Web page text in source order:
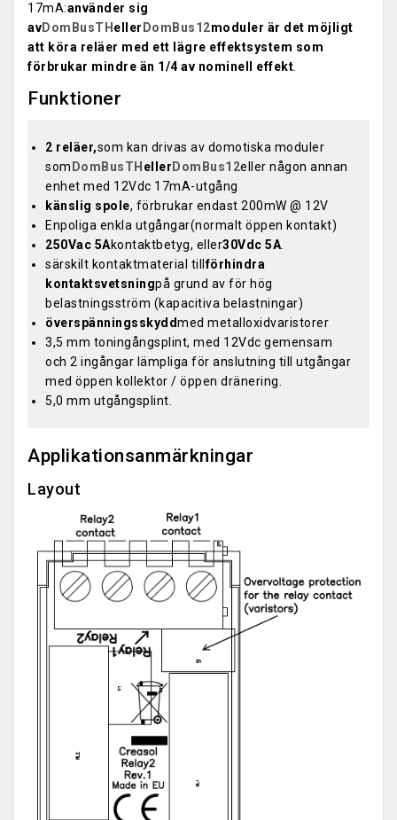
17mA:använder sig
avDomBusTH eller DomBus12moduler är det möjligt
att köra reläer med ett lägre effektsystem som
förbrukar mindre än 1/4 av nominell effekt.
Funktioner
2 reläer,som kan drivas av domotiska moduler
som DomBusTH eller DomBus12eller någon annan
enhet med 12Vdc 17mA-utgång
känslig spole, förbrukar endast 200mW @ 12V
Enpoliga enkla utgångar(normalt öppen kontakt)
250Vac 5Akontaktbetyg, eller30Vdc 5A.
särskilt kontaktmaterial tillförhindra
kontaktsvetsningpå grund av för hög
belastningsström (kapacitiva belastningar)
överspänningsskyddmed metalloxidvaristorer
3,5 mm toningångsplint, med 12Vdc gemensam
och 2 ingångar lämpliga för anslutning till utgångar
med öppen kollektor / öppen dränering.
5,0 mm utgångsplint.
Applikationsanmärkningar
Layout